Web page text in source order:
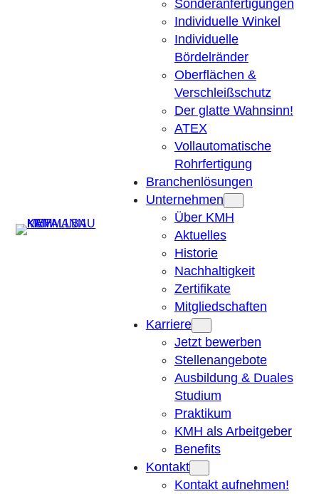
Sonderanfertigungen
Individuelle Winkel
Individuelle
Bördelränder
Oberflächen &
Verschleißschutz
Der glatte Wahnsinn!
ATEX
Vollautomatische
Rohrfertigung
Branchenlösungen
Unternehmen
Über KMH
Aktuelles
Historie
Nachhaltigkeit
Zertifikate
Mitgliedschaften
Karriere
Jetzt bewerben
Stellenangebote
Ausbildung & Duales
Studium
Praktikum
KMH als Arbeitgeber
Benefits
Kontakt
Kontakt aufnehmen!